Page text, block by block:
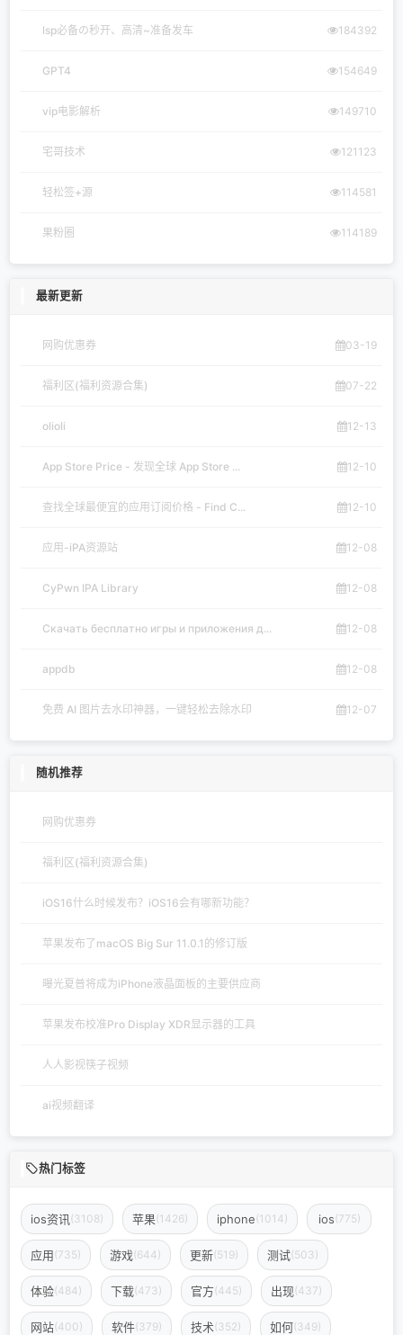
lsp必备の秒开、高清~准备发车 184392
GPT4 154649
vip电影解析 149710
宅哥技术 121123
轻松签+源 114581
果粉圈 114189
最新更新
网购优惠券 03-19
福利区(福利资源合集) 07-22
olioli 12-13
App Store Price - 发现全球 App Store ... 12-10
查找全球最便宜的应用订阅价格 - Find C... 12-10
应用-iPA资源站 12-08
CyPwn IPA Library 12-08
Скачать бесплатно игры и приложения д... 12-08
appdb 12-08
免费 AI 图片去水印神器，一键轻松去除水印 12-07
随机推荐
网购优惠券
福利区(福利资源合集)
iOS16什么时候发布？iOS16会有哪新功能？
苹果发布了macOS Big Sur 11.0.1的修订版
曝光夏普将成为iPhone液晶面板的主要供应商
苹果发布校准Pro Display XDR显示器的工具
人人影视筷子视频
ai视频翻译
热门标签
ios资讯 (3108) 苹果(1426) iphone(1014) ios(775)
应用(735) 游戏(644) 更新(519) 测试(503)
体验(484) 下载(473) 官方(445) 出现(437)
网站(400) 软件(379) 技术(352) 如何(349)